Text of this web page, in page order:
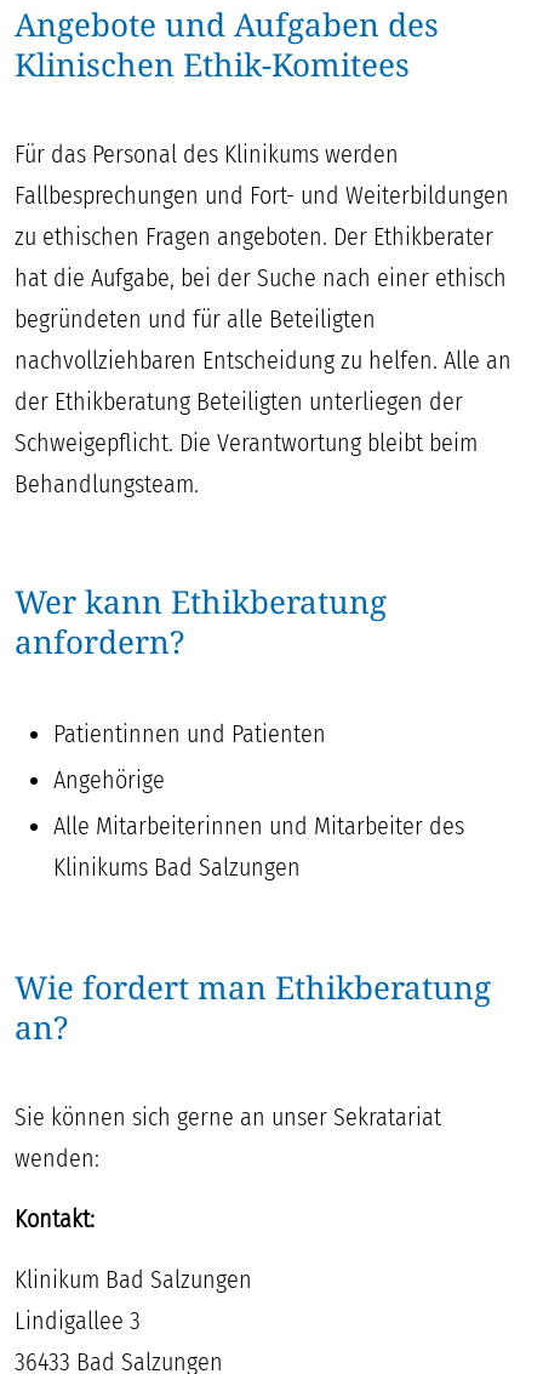
Angebote und Aufgaben des
Klinischen Ethik-Komitees
Für das Personal des Klinikums werden
Fallbesprechungen und Fort- und Weiterbildungen
zu ethischen Fragen angeboten. Der Ethikberater
hat die Aufgabe, bei der Suche nach einer ethisch
begründeten und für alle Beteiligten
nachvollziehbaren Entscheidung zu helfen. Alle an
der Ethikberatung Beteiligten unterliegen der
Schweigepflicht. Die Verantwortung bleibt beim
Behandlungsteam.
Wer kann Ethikberatung
anfordern?
Patientinnen und Patienten
Angehörige
Alle Mitarbeiterinnen und Mitarbeiter des
Klinikums Bad Salzungen
Wie fordert man Ethikberatung
an?
Sie können sich gerne an unser Sekratariat
wenden:
Kontakt:
Klinikum Bad Salzungen
Lindigallee 3
36433 Bad Salzungen